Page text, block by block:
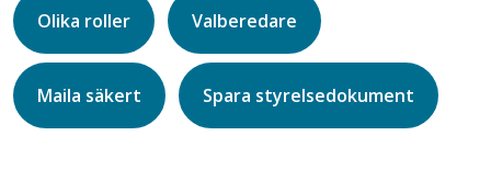
Olika roller Valberedare
Maila säkert Spara styrelsedokument